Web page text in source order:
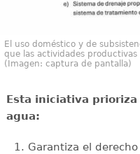
El uso doméstico y de
que las actividades
(Imagen: captura de pantalla)
Esta iniciativa
agua:
Garantiza el